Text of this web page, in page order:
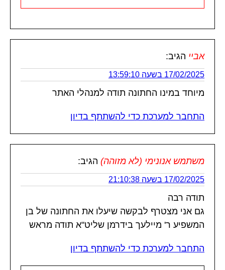
אביי הגיב:
17/02/2025 בשעה 13:59:10
מיוחד במינו החתונה תודה למנהלי האתר
התחבר למערכת כדי להשתתף בדיון
משתמש אנונימי (לא מזוהה) הגיב:
17/02/2025 בשעה 21:10:38
תודה רבה
גם אני מצטרף לבקשה שיעלו את החתונה של בן
המשפיע ר' מיילעך בידרמן שליט"א תודה מראש
התחבר למערכת כדי להשתתף בדיון